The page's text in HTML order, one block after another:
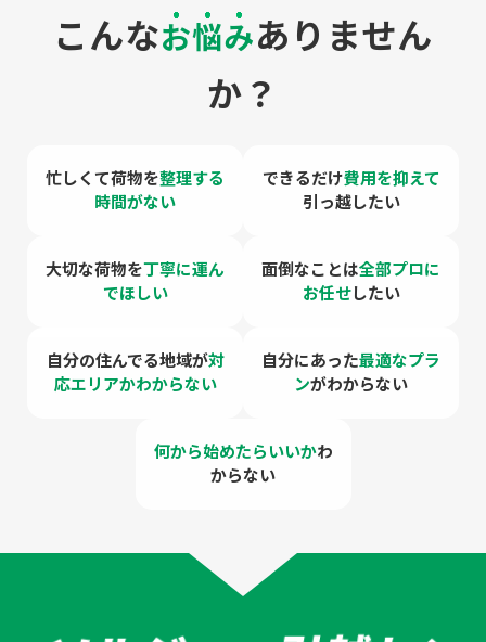
こんなお悩みありません
か？
忙しくて荷物を整理する
時間がない
できるだけ費用を抑えて
引っ越したい
大切な荷物を丁寧に運ん
でほしい
面倒なことは全部プロに
お任せしたい
自分の住んでる地域が対
応エリアかわからない
自分にあった最適なプラ
ンがわからない
何から始めたらいいかわ
からない